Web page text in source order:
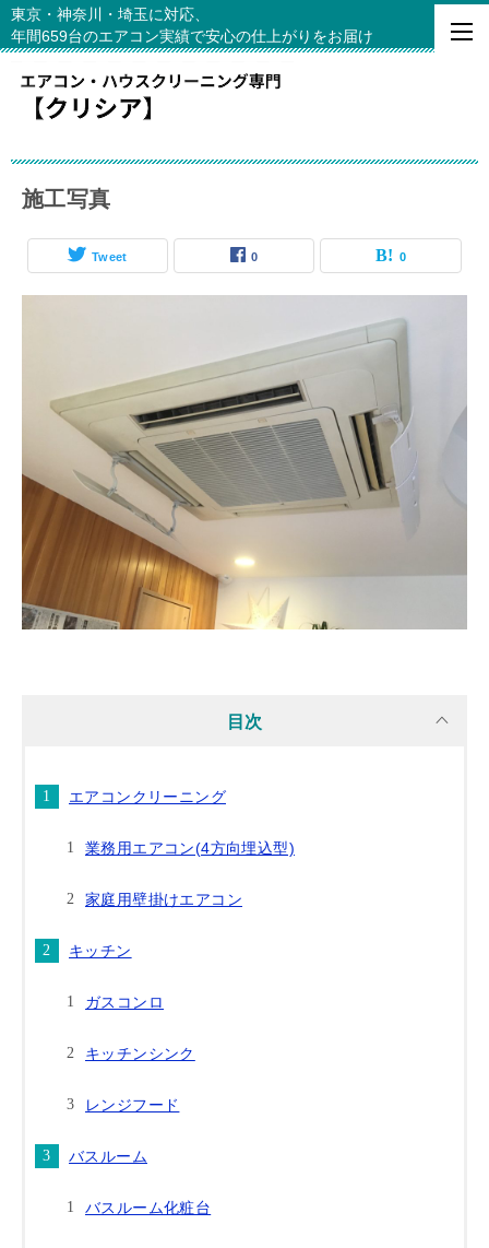
東京・神奈川・埼玉に対応、
年間659台のエアコン実績で安心の仕上がりをお届け
施工写真
Tweet 0 0
目次
エアコンクリーニング
業務用エアコン(4方向埋込型)
家庭用壁掛けエアコン
キッチン
ガスコンロ
キッチンシンク
レンジフード
バスルーム
バスルーム化粧台